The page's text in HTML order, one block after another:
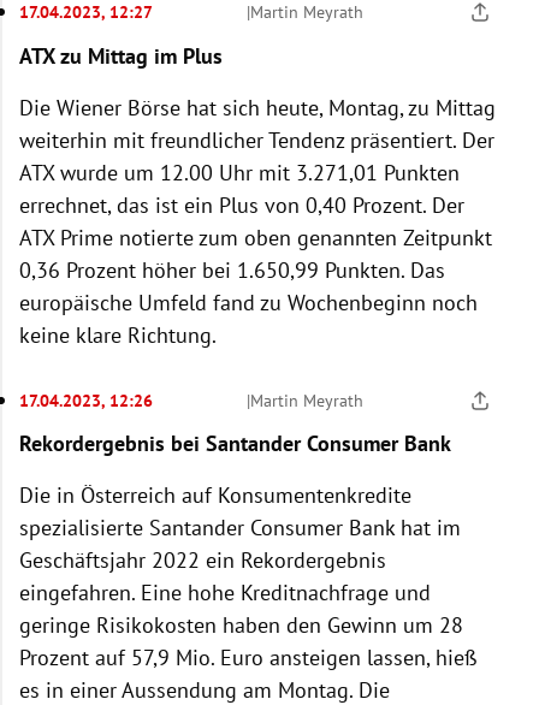
17.04.2023, 12:27 |Martin Meyrath
ATX zu Mittag im Plus
Die Wiener Börse hat sich heute, Montag, zu Mittag
weiterhin mit freundlicher Tendenz präsentiert. Der
ATX wurde um 12.00 Uhr mit 3.271,01 Punkten
errechnet, das ist ein Plus von 0,40 Prozent. Der
ATX Prime notierte zum oben genannten Zeitpunkt
0,36 Prozent höher bei 1.650,99 Punkten. Das
europäische Umfeld fand zu Wochenbeginn noch
keine klare Richtung.
17.04.2023, 12:26 |Martin Meyrath
Rekordergebnis bei Santander Consumer Bank
Die in Österreich auf Konsumentenkredite
spezialisierte Santander Consumer Bank hat im
Geschäftsjahr 2022 ein Rekordergebnis
eingefahren. Eine hohe Kreditnachfrage und
geringe Risikokosten haben den Gewinn um 28
Prozent auf 57,9 Mio. Euro ansteigen lassen, hieß
es in einer Aussendung am Montag. Die